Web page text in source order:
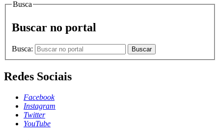
Busca
Buscar no portal
Busca: Buscar
Redes Sociais
Facebook
Instagram
Twitter
YouTube